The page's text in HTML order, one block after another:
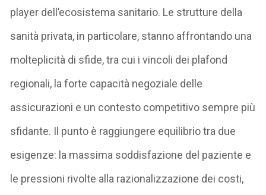
player dell’ecosistema sanitario. Le strutture della
sanità privata, in particolare, stanno affrontando una
molteplicità di sfide, tra cui i vincoli dei plafond
regionali, la forte capacità negoziale delle
assicurazioni e un contesto competitivo sempre più
sfidante. Il punto è raggiungere equilibrio tra due
esigenze: la massima soddisfazione del paziente e
le pressioni rivolte alla razionalizzazione dei costi,